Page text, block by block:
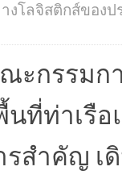
โลจิสติกส์ของป
ะกรรมก
ที่ท่าเรื
สำคัญ เ